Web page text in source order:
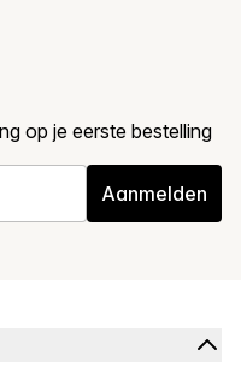
op je eerste bestelling
Aanmelden